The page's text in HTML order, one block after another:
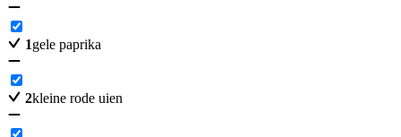
1gele paprika
2kleine rode uien